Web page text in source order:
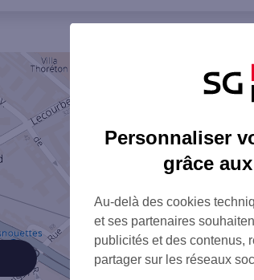
Personnaliser
grâce
Au-delà des cookies
et ses partenaires
publicités et des contenus,
partager sur les réseaux